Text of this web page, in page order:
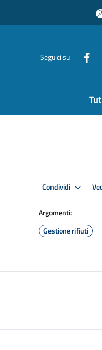
Seguici su
Condividi
Argomenti:
Gestione rifiuti